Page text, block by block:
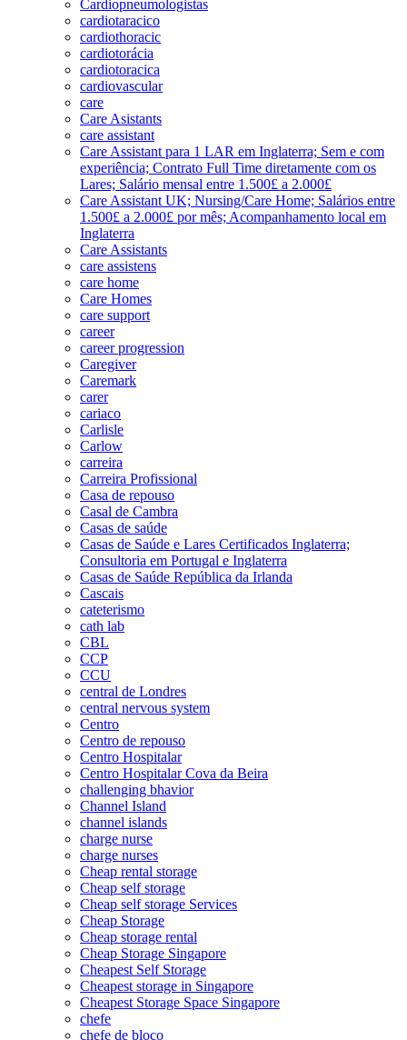
Cardiopneumologistas
cardiotaracico
cardiothoracic
cardiotorácia
cardiotoracica
cardiovascular
care
Care Asistants
care assistant
Care Assistant para 1 LAR em Inglaterra; Sem e com
experiência; Contrato Full Time diretamente com os
Lares; Salário mensal entre 1.500£ a 2.000£
Care Assistant UK; Nursing/Care Home; Salários entre
1.500£ a 2.000£ por mês; Acompanhamento local em
Inglaterra
Care Assistants
care assistens
care home
Care Homes
care support
career
career progression
Caregiver
Caremark
carer
cariaco
Carlisle
Carlow
carreira
Carreira Profissional
Casa de repouso
Casal de Cambra
Casas de saúde
Casas de Saúde e Lares Certificados Inglaterra;
Consultoria em Portugal e Inglaterra
Casas de Saúde República da Irlanda
Cascais
cateterismo
cath lab
CBL
CCP
CCU
central de Londres
central nervous system
Centro
Centro de repouso
Centro Hospitalar
Centro Hospitalar Cova da Beira
challenging bhavior
Channel Island
channel islands
charge nurse
charge nurses
Cheap rental storage
Cheap self storage
Cheap self storage Services
Cheap Storage
Cheap storage rental
Cheap Storage Singapore
Cheapest Self Storage
Cheapest storage in Singapore
Cheapest Storage Space Singapore
chefe
chefe de bloco